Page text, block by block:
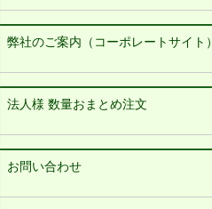
弊社のご案内（コーポレートサイト）
法人様 数量おまとめ注文
お問い合わせ